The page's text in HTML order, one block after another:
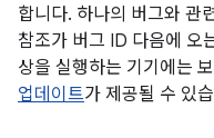
합니다. 하나의 버그와 관
참조가 버그 ID 다음에 오
상을 실행하는 기기에는
업데이트가 제공될 수 있